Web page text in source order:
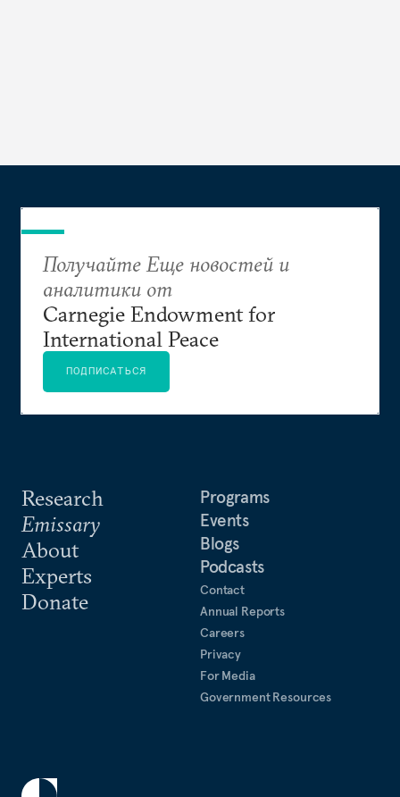
Research
Emissary
About
Experts
Donate
Programs
Events
Blogs
Podcasts
Contact
Annual Reports
Careers
Privacy
For Media
Government Resources
Получайте Еще новостей и
аналитики от
Carnegie Endowment for
International Peace
ПОДПИСАТЬСЯ